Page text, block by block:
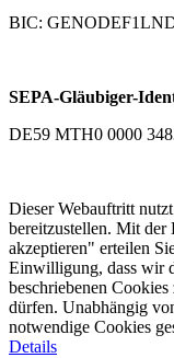
BIC:
SEPA-Gläubiger-
DE59 MTH0 0000
Dieser Webauftritt
bereitzustellen. Mit
akzeptieren" erteilen
Einwilligung, dass wir
beschriebenen
dürfen. Unabhängig
notwendige Cookies
Details